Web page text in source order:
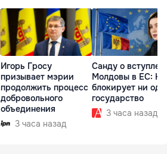
Игорь Гросу
призывает мэрии
продолжить процесс
добровольного
объединения
3 часа назад
Санду о
Молдовы в ЕС:
блокирует ни
государство
3 часа назад